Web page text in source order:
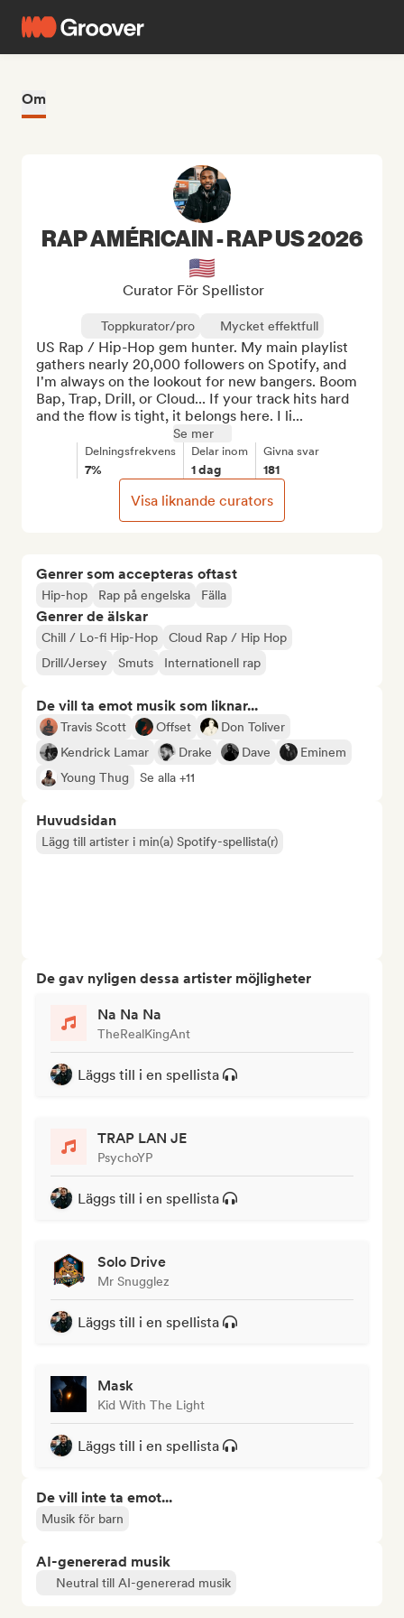
Om
Genrer som accepteras oftast
Hip-hop Rap på engelska Fälla
Genrer de älskar
Chill / Lo-fi Hip-Hop
Cloud Rap / Hip Hop
Drill/Jersey
Smuts Internationell rap
De vill ta emot musik som liknar...
Travis Scott Offset
Don Toliver
Kendrick Lamar
Drake Dave
Eminem
Young Thug
Se alla +11
Huvudsidan
Lägg till artister i min(a) Spotify-spellista(r)
De gav nyligen dessa artister möjligheter
Na Na Na
TheRealKingAnt
Läggs till i en spellista
TRAP LAN JE
PsychoYP
Läggs till i en spellista
Solo Drive
Mr Snugglez
Läggs till i en spellista
Mask
Kid With The Light
Läggs till i en spellista
De vill inte ta emot...
Musik för barn
AI-genererad musik
Neutral till AI-genererad musik
RAP AMÉRICAIN - RAP US 2026
🇺🇸
Curator För Spellistor
Toppkurator/pro Mycket effektfull
US Rap / Hip-Hop gem hunter. My main playlist
gathers nearly 20,000 followers on Spotify, and
I'm always on the lookout for new bangers. Boom
Bap, Trap, Drill, or Cloud... If your track hits hard
and the flow is tight, it belongs here. I li...
Se mer
Delningsfrekvens
7%
Delar inom
1 dag
Givna svar
181
Visa liknande curators